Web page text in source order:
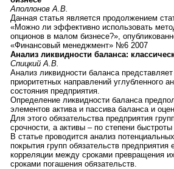
Аполлонов А.В.
Данная статья является продолжением
«Можно ли эффективно использовать
опционов в малом бизнесе?»,
«Финансовый менеджмент» №6 2007
Анализ ликвидности баланса:
Спицкий А.В.
Анализ ликвидности баланса
приоритетных направлений углубленного
состояния предприятия.
Определение ликвидности баланса
элементов актива и пассива баланса и
Для этого обязательства предприятия
срочности, а активы – по степени быстроты
В статье проводится анализ
покрытия групп обязательств предприятия
корреляции между сроками превращения
сроками погашения обязательств.